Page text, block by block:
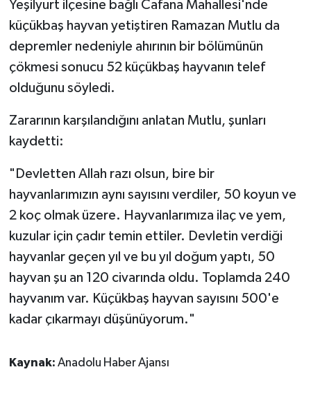
Yeşilyurt ilçesine bağlı Cafana Mahallesi'nde
küçükbaş hayvan yetiştiren Ramazan Mutlu da
depremler nedeniyle ahırının bir bölümünün
çökmesi sonucu 52 küçükbaş hayvanın telef
olduğunu söyledi.
Zararının karşılandığını anlatan Mutlu, şunları
kaydetti:
"Devletten Allah razı olsun, bire bir
hayvanlarımızın aynı sayısını verdiler, 50 koyun ve
2 koç olmak üzere. Hayvanlarımıza ilaç ve yem,
kuzular için çadır temin ettiler. Devletin verdiği
hayvanlar geçen yıl ve bu yıl doğum yaptı, 50
hayvan şu an 120 civarında oldu. Toplamda 240
hayvanım var. Küçükbaş hayvan sayısını 500'e
kadar çıkarmayı düşünüyorum."
Kaynak: Anadolu Haber Ajansı